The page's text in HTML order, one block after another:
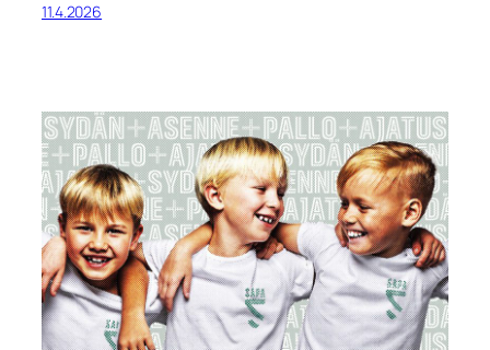
11.4.2026